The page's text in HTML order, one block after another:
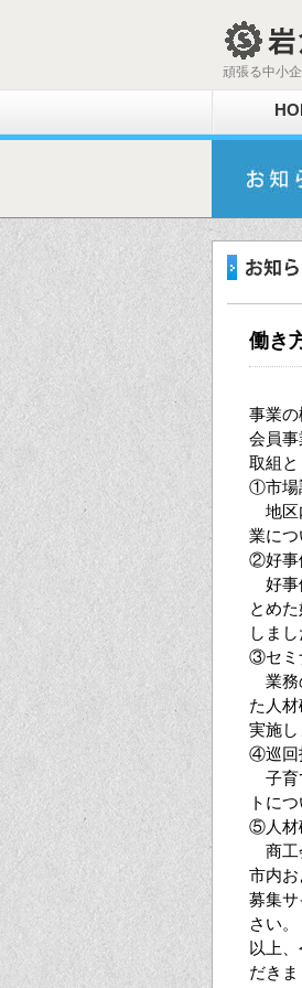
頑張る中小
働き
事業
会員
取組と
①市場
地区
業につ
②好事
好事
とめ
しまし
③セミ
業務
た人
実施し
④巡回
子育
トに
⑤人材
商工
市内
募集
さい。
以上
だきま